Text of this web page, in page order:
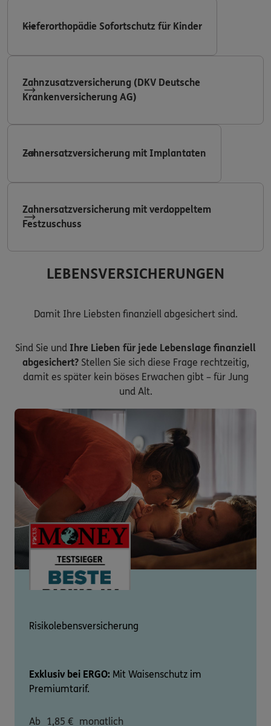
Kieferorthopädie Sofortschutz für Kinder
Zahnzusatzversicherung (DKV Deutsche
Krankenversicherung AG)
Zahnersatzversicherung mit Implantaten
Zahnersatzversicherung mit verdoppeltem
Festzuschuss
LEBENSVERSICHERUNGEN
Damit Ihre Liebsten finanziell abgesichert sind.
Sind Sie und Ihre Lieben für jede Lebenslage finanziell
abgesichert?Stellen Sie sich diese Frage rechtzeitig,
damit es später kein böses Erwachen gibt – für Jung
und Alt.
Risikolebensversicherung
Exklusiv bei ERGO: Mit Waisenschutz im
Premiumtarif.
Ab 1,85 € monatlich